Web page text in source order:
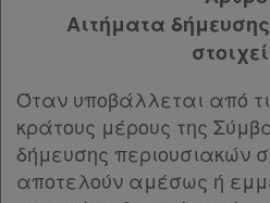
σημειώσεις
Ψάχνω
και
Παρ.1
Παρ.2
Παρ.4
Άρθρο 26
Άρθρο 27 [-]
Παρ.1
Αιτήματα
Όταν υποβάλλεται από
κράτους μέρους της
δήμευσης περιουσιακών
αποτελούν αμέσως ή